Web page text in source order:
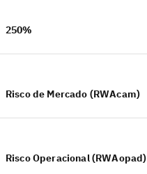
250%
Risco de Mercado (RWAcam)
Risco Operacional (RWAopad)